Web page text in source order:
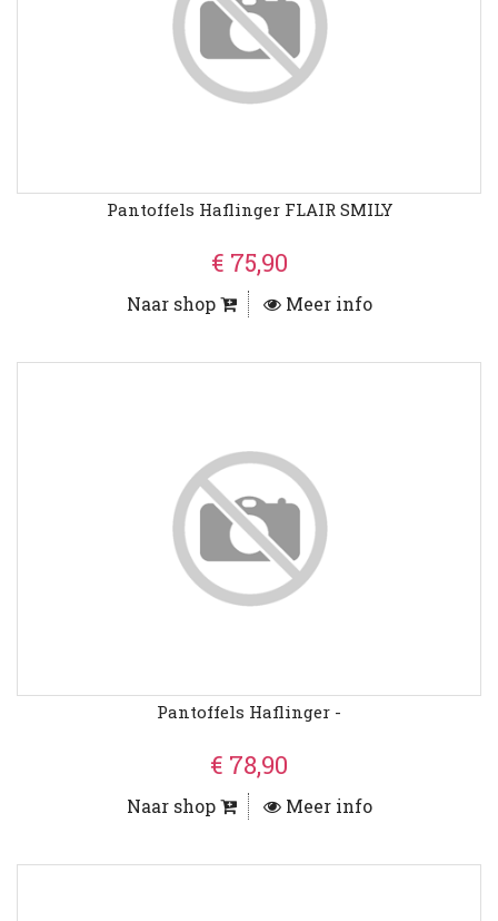
Pantoffels Haflinger FLAIR SMILY
€ 75,90
Naar shop Meer info
Pantoffels Haflinger -
€ 78,90
Naar shop Meer info